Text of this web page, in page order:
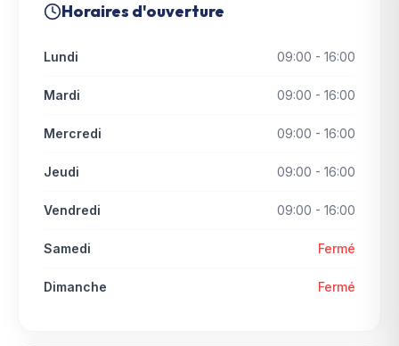
Horaires d'ouverture
Lundi 09:00 - 16:00
Mardi 09:00 - 16:00
Mercredi 09:00 - 16:00
Jeudi 09:00 - 16:00
Vendredi 09:00 - 16:00
Samedi Fermé
Dimanche Fermé